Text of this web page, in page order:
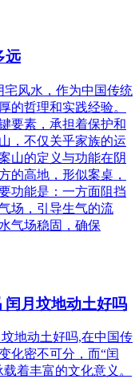
远
宅风水，作为中国传统
的哲理和实践经验。
要素，承担着保护和
，不仅关乎家族的运
山的定义与功能在阴
的高地，形似案桌，
功能是：一方面阻挡
场，引导生气的流
气场稳固，确保
闰月坟地动土好吗
地动土好吗,在中国传
化密不可分，而“闰
着丰富的文化意义。